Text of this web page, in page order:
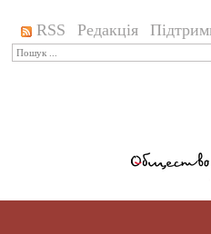
RSS Редакція